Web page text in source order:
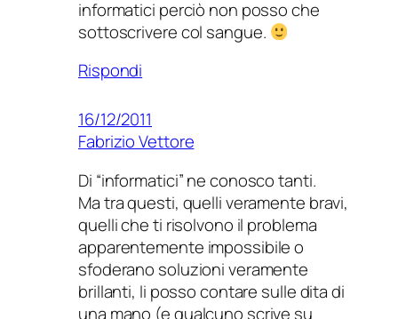
informatici perciò non posso che
sottoscrivere col sangue.
Rispondi
16/12/2011
Fabrizio Vettore
Di “informatici” ne conosco tanti.
Ma tra questi, quelli veramente bravi,
quelli che ti risolvono il problema
apparentemente impossibile o
sfoderano soluzioni veramente
brillanti, li posso contare sulle dita di
una mano (e qualcuno scrive su